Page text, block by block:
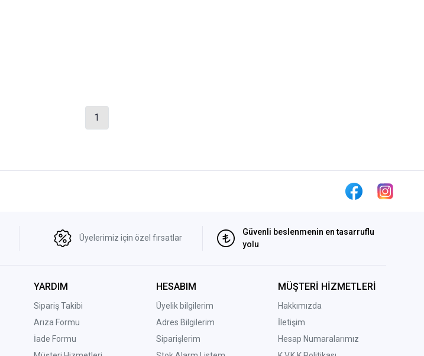
1
Üyelerimiz için özel fırsatlar
Güvenli beslenmenin en tasarruflu
yolu
YARDIM
Sipariş Takibi
Arıza Formu
İade Formu
HESABIM
Üyelik bilgilerim
Adres Bilgilerim
Siparişlerim
MÜŞTERİ HİZMETLERİ
Hakkımızda
İletişim
Hesap Numaralarımız